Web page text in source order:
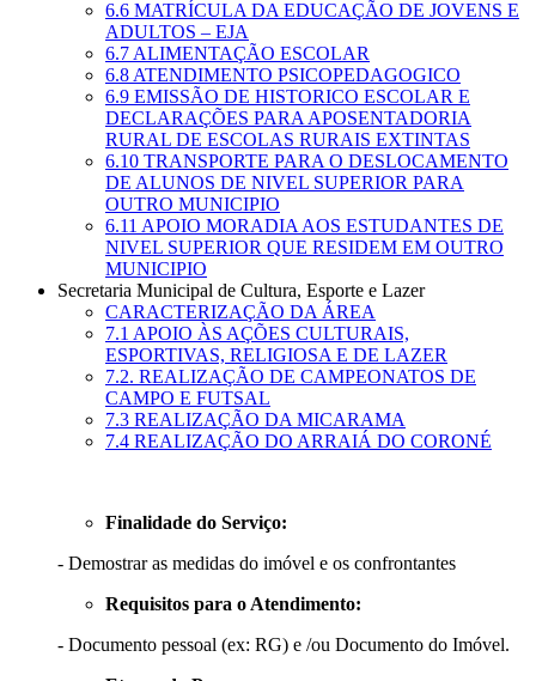
6.6 MATRÍCULA DA EDUCAÇÃO DE JOVENS E
ADULTOS – EJA
6.7 ALIMENTAÇÃO ESCOLAR
6.8 ATENDIMENTO PSICOPEDAGOGICO
6.9 EMISSÃO DE HISTORICO ESCOLAR E
DECLARAÇÕES PARA APOSENTADORIA
RURAL DE ESCOLAS RURAIS EXTINTAS
6.10 TRANSPORTE PARA O DESLOCAMENTO
DE ALUNOS DE NIVEL SUPERIOR PARA
OUTRO MUNICIPIO
6.11 APOIO MORADIA AOS ESTUDANTES DE
NIVEL SUPERIOR QUE RESIDEM EM OUTRO
MUNICIPIO
Secretaria Municipal de Cultura, Esporte e Lazer
CARACTERIZAÇÃO DA ÁREA
7.1 APOIO ÀS AÇÕES CULTURAIS,
ESPORTIVAS, RELIGIOSA E DE LAZER
7.2. REALIZAÇÃO DE CAMPEONATOS DE
CAMPO E FUTSAL
7.3 REALIZAÇÃO DA MICARAMA
7.4 REALIZAÇÃO DO ARRAIÁ DO CORONÉ
Finalidade do Serviço:
- Demostrar as medidas do imóvel e os confrontantes
Requisitos para o Atendimento:
- Documento pessoal (ex: RG) e /ou Documento do Imóvel.